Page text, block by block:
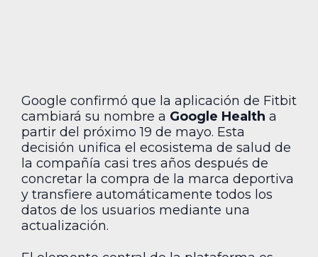
Google confirmó que la aplicación de Fitbit
cambiará su nombre a Google Health a
partir del próximo 19 de mayo. Esta
decisión unifica el ecosistema de salud de
la compañía casi tres años después de
concretar la compra de la marca deportiva
y transfiere automáticamente todos los
datos de los usuarios mediante una
actualización.